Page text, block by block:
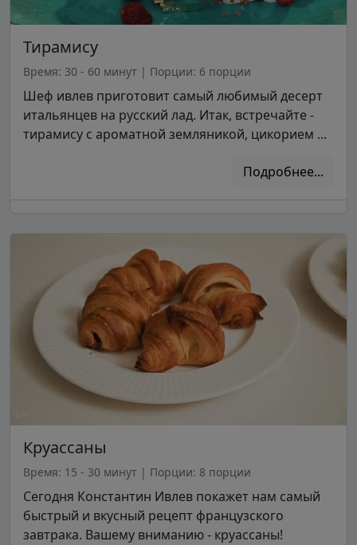
Тирамису
Время: 30 - 60 минут | Порции: 6 порции
Шеф ивлев приготовит самый любимый десерт
итальянцев на русский лад. Итак, встречайте -
тирамису с ароматной земляникой, цикорием ...
Подробнее...
Круассаны
Время: 15 - 30 минут | Порции: 8 порции
Сегодня Константин Ивлев покажет нам самый
быстрый и вкусный рецепт французского
завтрака. Вашему вниманию - круассаны!